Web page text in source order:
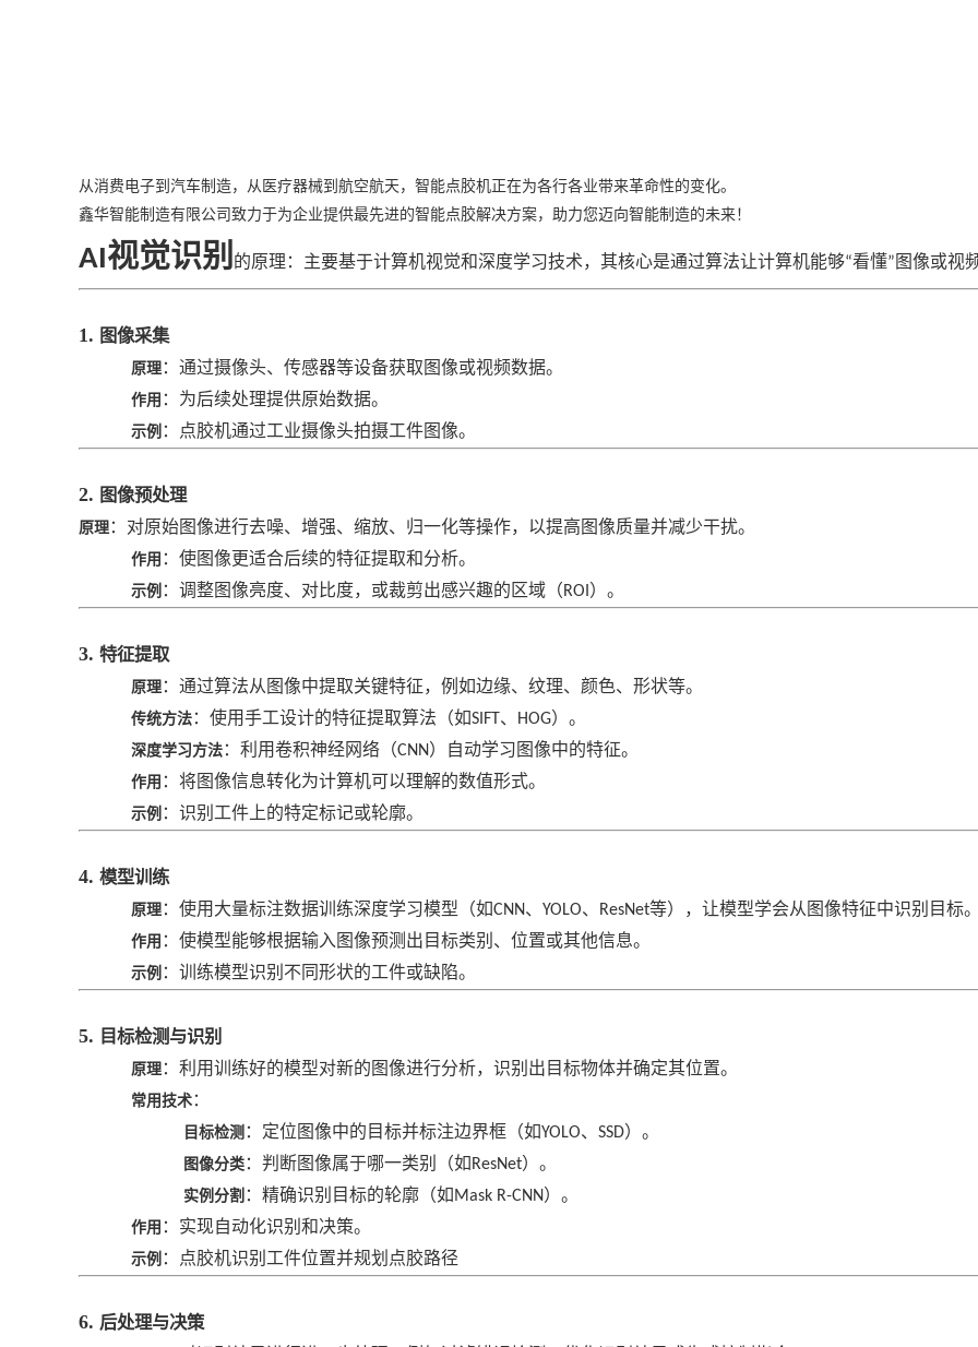
从消费电子到汽车制造，从医疗器械到航空航天，智能点胶机正在为各行各业带来革命性的变化。
鑫华智能制造有限公司 致力于为企业提供最先进的智能点胶解决方案，助力您迈向智能制造的未来！
AI视觉识别 的原理 ： 主要基于计算机视觉和深度学习技术，其核心是通过算法让计算机能够“看懂” 图像或视
1. 图像采集
原理 ：通过摄像头、传感器等设备获取图像或视频数据。
作用 ：为后续处理提供原始数据。
示例 ：点胶机通过工业摄像头拍摄工件图像。
2. 图像预处理
原理 ：对原始图像进行去噪、增强、缩放、归一化等操作，以提高图像质量并减少干扰。
作用 ：使图像更适合后续的特征提取和分析。
示例 ：调整图像亮度、对比度，或裁剪出感兴趣的区域（ROI ）。
3. 特征提取
原理 ：通过算法从图像中提取关键特征，例如边缘、纹理、颜色、形状等。
传统方法 ：使用手工设计的特征提取算法（如SIFT 、 HOG）。
深度学习方法 ：利用卷积神经网络（CNN）自动学习图像中的特征。
作用 ：将图像信息转化为计算机可以理解的数值形式。
示例 ：识别工件上的特定标记或轮廓。
4. 模型训练
原理 ：使用大量标注数据训练深度学习模型（如CNN、 YOLO、 ResNet等），让模型学会从图像特征中识别目标。
作用 ：使模型能够根据输入图像预测出目标类别、位置或其他信息。
示例 ：训练模型识别不同形状的工件或缺陷。
5. 目标检测与识别
原理 ：利用训练好的模型对新的图像进行分析，识别出目标物体并确定其位置。
常用技术 ：
目标检测 ：定位图像中的目标并标注边界框（如YOLO、 SSD）。
图像分类 ：判断图像属于哪一类别（如 ResNet）。
实例分割 ：精确识别目标的轮廓（如 Mask R-CNN）。
作用 ：实现自动化识别和决策。
示例 ：点胶机识别工件位置并规划点胶路径
6. 后处理与决策